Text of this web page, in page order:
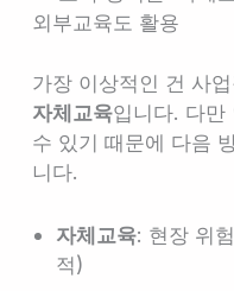
외부교육도 활용
가장 이상적인 건 사
자체교육입니다. 다만
수 있기 때문에 다음
니다.
자체교육: 현장 위
적)